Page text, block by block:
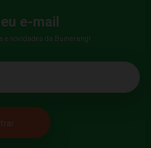
e-mail
e novidades da Bumerang!